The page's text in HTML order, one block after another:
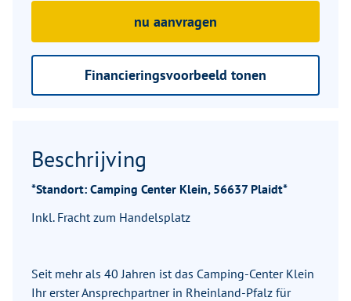
nu aanvragen
Financieringsvoorbeeld tonen
Beschrijving
*Standort: Camping Center Klein, 56637 Plaidt*
Inkl. Fracht zum Handelsplatz
Seit mehr als 40 Jahren ist das Camping-Center Klein
Ihr erster Ansprechpartner in Rheinland-Pfalz für